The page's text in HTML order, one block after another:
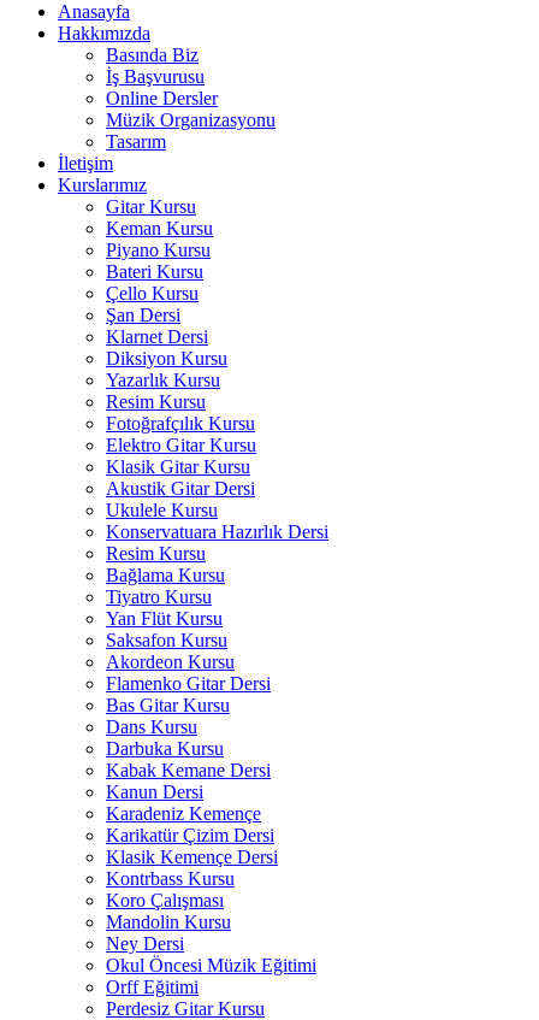
Anasayfa
Hakkımızda
Basında Biz
İş Başvurusu
Online Dersler
Müzik Organizasyonu
Tasarım
İletişim
Kurslarımız
Gitar Kursu
Keman Kursu
Piyano Kursu
Bateri Kursu
Çello Kursu
Şan Dersi
Klarnet Dersi
Diksiyon Kursu
Yazarlık Kursu
Resim Kursu
Fotoğrafçılık Kursu
Elektro Gitar Kursu
Klasik Gitar Kursu
Akustik Gitar Dersi
Ukulele Kursu
Konservatuara Hazırlık Dersi
Resim Kursu
Bağlama Kursu
Tiyatro Kursu
Yan Flüt Kursu
Saksafon Kursu
Akordeon Kursu
Flamenko Gitar Dersi
Bas Gitar Kursu
Dans Kursu
Darbuka Kursu
Kabak Kemane Dersi
Kanun Dersi
Karadeniz Kemençe
Karikatür Çizim Dersi
Klasik Kemençe Dersi
Kontrbass Kursu
Koro Çalışması
Mandolin Kursu
Ney Dersi
Okul Öncesi Müzik Eğitimi
Orff Eğitimi
Perdesiz Gitar Kursu